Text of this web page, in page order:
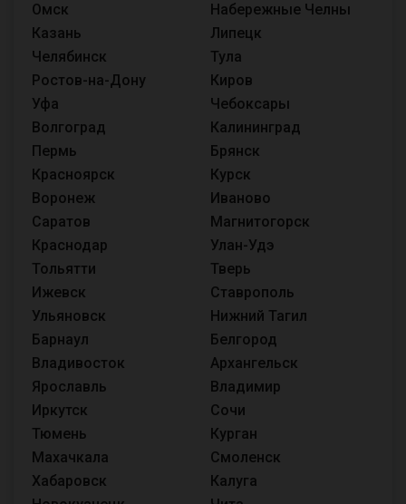
Омск
Казань
Челябинск
Ростов-на-Дону
Уфа
Волгоград
Пермь
Красноярск
Воронеж
Саратов
Краснодар
Тольятти
Ижевск
Ульяновск
Барнаул
Владивосток
Ярославль
Иркутск
Тюмень
Махачкала
Хабаровск
Набережные Челны
Липецк
Тула
Киров
Чебоксары
Калининград
Брянск
Курск
Иваново
Магнитогорск
Улан-Удэ
Тверь
Ставрополь
Нижний Тагил
Белгород
Архангельск
Владимир
Сочи
Курган
Смоленск
Калуга